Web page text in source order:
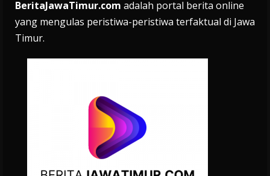
BeritaJawaTimur.com adalah portal berita online
yang mengulas peristiwa-peristiwa terfaktual di Jawa
Timur.